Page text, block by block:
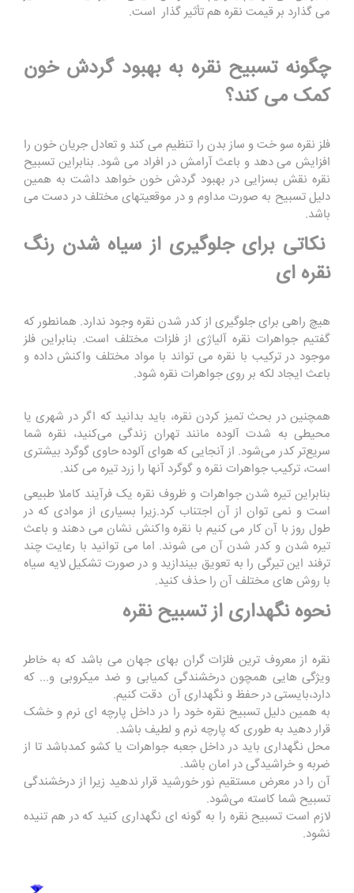
می گذارد بر قیمت نقره هم تأثیر گذار است.
چگونه تسبیح نقره به بهبود گردش خون
کمک می کند؟
فلز نقره سو خت و ساز بدن را تنظیم می کند و تعادل جریان خون را
افزایش می دهد و باعث آرامش در افراد می شود. بنابراین تسبیح
نقره نقش بسزایی در بهبود گردش خون خواهد داشت به همین
دلیل تسبیح به صورت مداوم و در موقعیتهای مختلف در دست می
باشد.
نکاتی برای جلوگیری از سیاه شدن رنگ
نقره ای
هیچ راهی برای جلوگیری از کدر شدن نقره وجود ندارد. همانطور که
گفتیم جواهرات نقره آلیاژی از فلزات مختلف است. بنابراین فلز
موجود در ترکیب با نقره می تواند با مواد مختلف واکنش داده و
باعث ایجاد لکه بر روی جواهرات نقره شود.
همچنین در بحث تمیز کردن نقره، باید بدانید که اگر در شهری یا
محیطی به شدت آلوده مانند تهران زندگی می‌کنید، نقره شما
سریع‌تر کدر می‌شود. از آنجایی که هوای آلوده حاوی گوگرد بیشتری
است، ترکیب جواهرات نقره و گوگرد آنها را زرد تیره می کند.
بنابراین تیره شدن جواهرات و ظروف نقره یک فرآیند کاملا طبیعی
است و نمی توان از آن اجتناب کرد.زیرا بسیاری از موادی که در
طول روز با آن کار می کنیم با نقره واکنش نشان می دهند و باعث
تیره شدن و کدر شدن آن می شوند. اما می توانید با رعایت چند
ترفند این تیرگی را به تعویق بیندازید و در صورت تشکیل لایه سیاه
با روش های مختلف آن را حذف کنید.
نحوه نگهداری از تسبیح نقره
نقره از معروف ترین فلزات گران بهای جهان می باشد که به خاطر
ویژگی هایی همچون درخشندگی کمیابی و ضد میکروبی و... که
دارد،بایستی در حفظ و نگهداری آن دقت کنیم.
به همین دلیل تسبیح نقره خود را در داخل پارچه ای نرم و خشک
قرار دهید به طوری که پارچه نرم و لطیف باشد.
محل نگهداری باید در داخل جعبه جواهرات یا کشو کمدباشد تا از
ضربه و خراشیدگی در امان باشد.
آن را در معرض مستقیم نور خورشید قرار ندهید زیرا از درخشندگی
تسبیح شما کاسته می‌شود.
لازم است تسبیح نقره را به گونه ای نگهداری کنید که در هم تنیده
نشود.